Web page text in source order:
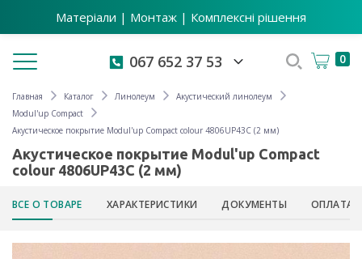
Матеріали | Монтаж | Комплексні рішення
Toggle navigation 067 652 37 53 0
Главная Каталог Линолеум
Акустический линолеум
Modul'up Compact
Акустическое покрытие Modul'up Compact colour 4806UP43C (2 мм)
Акустическое покрытие Modul'up Compact
colour 4806UP43C (2 мм)
ВСЕ О ТОВАРЕ ХАРАКТЕРИСТИКИ ДОКУМЕНТЫ ОПЛАТА